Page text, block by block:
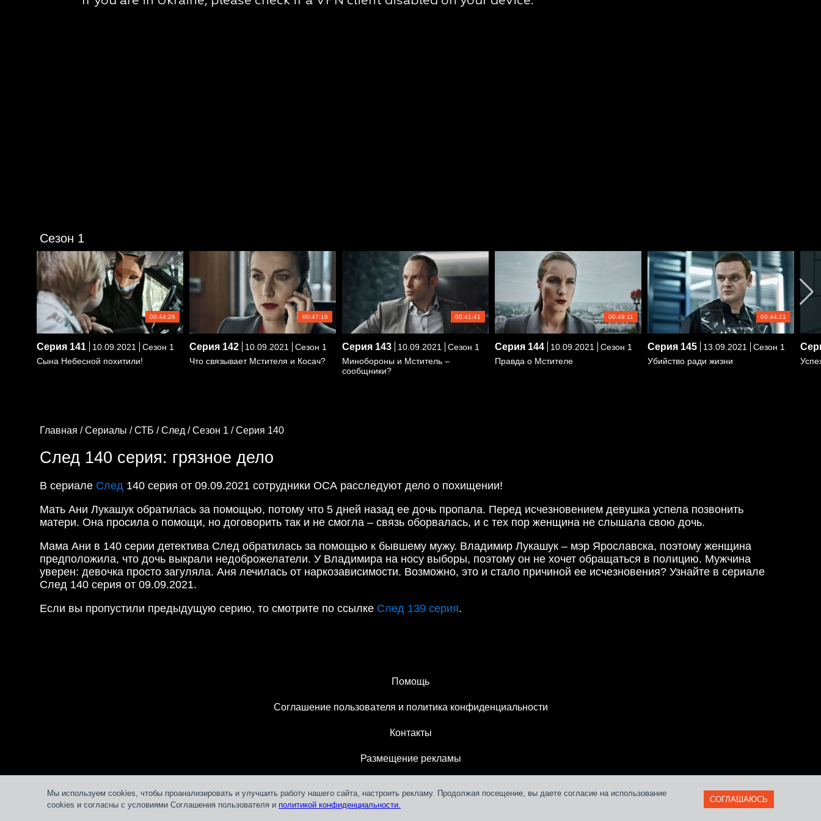
Мы используем cookies, чтобы проанализировать и улучшить работу нашего сайта, настроить рекламу. Продолжая посещение, вы даете согласие на использование
cookies и согласны с условиями Соглашения пользователя и политикой конфиденциальности.
СОГЛАШАЮСЬ
Сезон 1
00:44:26
Серия 141 10.09.2021
Сезон 1
Сына Небесной похитили!
00:47:16
Серия 142 10.09.2021
Сезон 1
Что связывает Мстителя и Косач?
00:41:41
Серия 143 10.09.2021
Сезон 1
Минобороны и Мститель –
сообщники?
00:49:11
Серия 144 10.09.2021
Сезон 1
Правда о Мстителе
00:44:21
Серия 145 13.09.2021
Сезон 1
Убийство ради жизни
Главная /Сериалы /СТБ /След /Сезон 1 /Серия 140
След 140 серия: грязное дело
В сериале След 140 серия от 09.09.2021 сотрудники ОСА расследуют дело о похищении!
Мать Ани Лукашук обратилась за помощью, потому что 5 дней назад ее дочь пропала. Перед исчезновением девушка успела позвонить
матери. Она просила о помощи, но договорить так и не смогла – связь оборвалась, и с тех пор женщина не слышала свою дочь.
Мама Ани в 140 серии детектива След обратилась за помощью к бывшему мужу. Владимир Лукашук – мэр Ярославска, поэтому женщина
предположила, что дочь выкрали недоброжелатели. У Владимира на носу выборы, поэтому он не хочет обращаться в полицию. Мужчина
уверен: девочка просто загуляла. Аня лечилась от наркозависимости. Возможно, это и стало причиной ее исчезновения? Узнайте в сериале
След 140 серия от 09.09.2021.
Если вы пропустили предыдущую серию, то смотрите по ссылке След 139 серия.
Помощь
Соглашение пользователя и политика конфиденциальности
Контакты
Размещение рекламы
Teleportal © 2018-2026